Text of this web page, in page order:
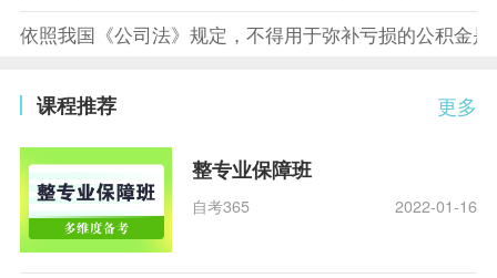
依照我国《公司法》规定，不得用于弥补亏损的公积金是
更多
课程推荐
整专业保障班
自考365 2022-01-16